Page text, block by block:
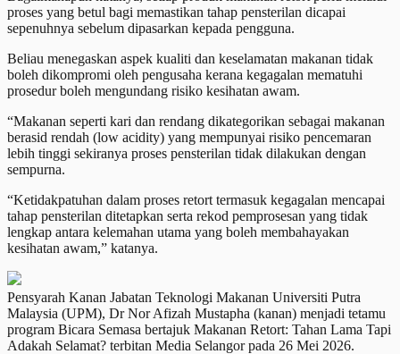
proses yang betul bagi memastikan tahap pensterilan dicapai
sepenuhnya sebelum dipasarkan kepada pengguna.
Beliau menegaskan aspek kualiti dan keselamatan makanan tidak
boleh dikompromi oleh pengusaha kerana kegagalan mematuhi
prosedur boleh mengundang risiko kesihatan awam.
“Makanan seperti kari dan rendang dikategorikan sebagai makanan
berasid rendah (low acidity) yang mempunyai risiko pencemaran
lebih tinggi sekiranya proses pensterilan tidak dilakukan dengan
sempurna.
“Ketidakpatuhan dalam proses retort termasuk kegagalan mencapai
tahap pensterilan ditetapkan serta rekod pemprosesan yang tidak
lengkap antara kelemahan utama yang boleh membahayakan
kesihatan awam,” katanya.
Pensyarah Kanan Jabatan Teknologi Makanan Universiti Putra
Malaysia (UPM), Dr Nor Afizah Mustapha (kanan) menjadi tetamu
program Bicara Semasa bertajuk Makanan Retort: Tahan Lama Tapi
Adakah Selamat? terbitan Media Selangor pada 26 Mei 2026.